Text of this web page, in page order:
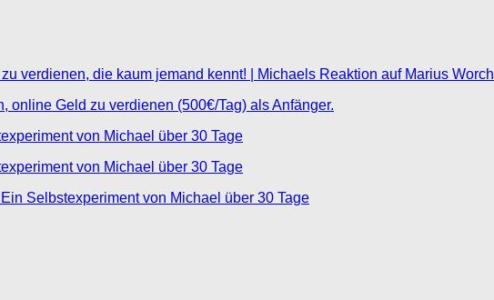
verdienen, die kaum jemand kennt! | Michaels Reaktion auf Marius Worch
online Geld zu verdienen (500€/Tag) als Anfänger.
von Michael über 30 Tage
von Michael über 30 Tage
Selbstexperiment von Michael über 30 Tage